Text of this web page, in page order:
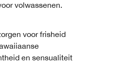
volwassenen.
voor frisheid
en sensualiteit